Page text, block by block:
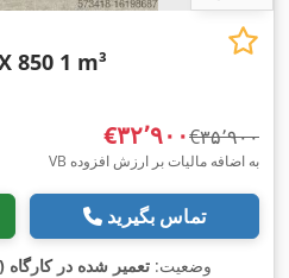
850 1 m³
‎€۳۲٬۹۰۰ ‎€۳۵٬۹۰۰
VB به اضافه مالیات بر ارزش افزوده
تماس بگیرید
وضعیت: تعمیر شده در کارگاه